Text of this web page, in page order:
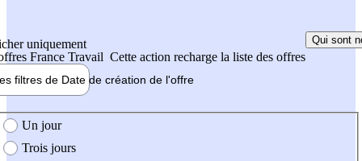
uniquement
France Travail Cette action recharge la liste des offres
Qui sont
filtres de Date de création de l'offre
création de l'offre
Un jour
Trois jours